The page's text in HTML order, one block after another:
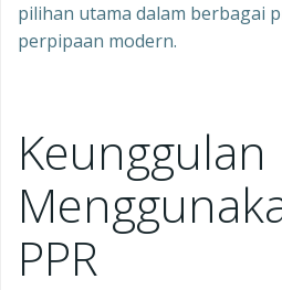
pilihan utama dalam berbagai
perpipaan modern.
Keunggulan
PPR